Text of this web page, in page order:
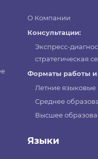
О Компании
Консультации:
Экспресс-
стратегическая
Форматы работы и
Летние
Среднее
Высшее
Языки